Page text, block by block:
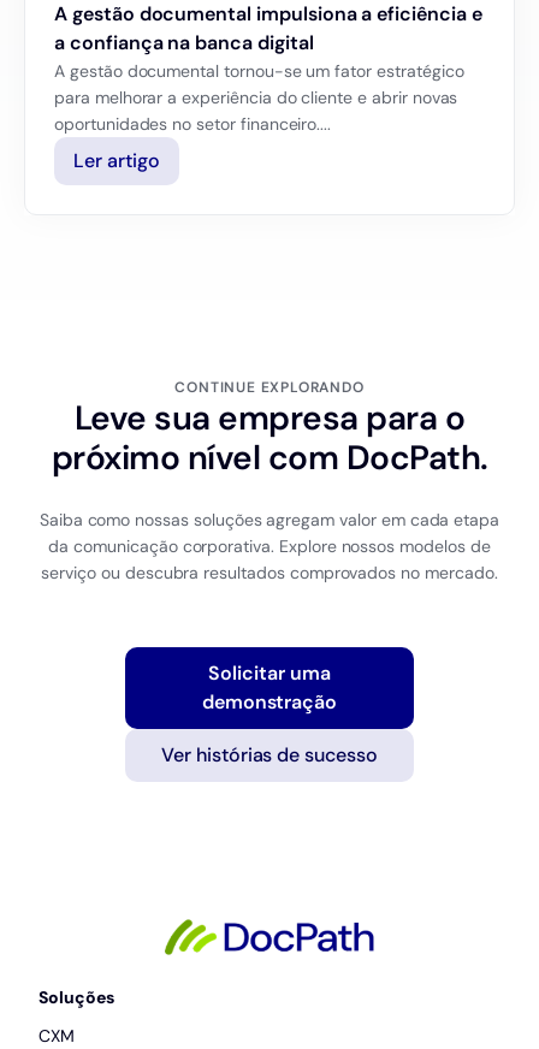
A gestão documental impulsiona a eficiência e
a confiança na banca digital
A gestão documental tornou-se um fator estratégico
para melhorar a experiência do cliente e abrir novas
oportunidades no setor financeiro....
Ler artigo
CONTINUE EXPLORANDO
Leve sua empresa para o
próximo nível com DocPath.
Saiba como nossas soluções agregam valor em cada etapa
da comunicação corporativa. Explore nossos modelos de
serviço ou descubra resultados comprovados no mercado.
Solicitar uma
demonstração
Ver histórias de sucesso
Soluções
CXM